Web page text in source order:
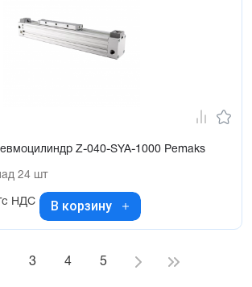
Z-040-SYA-1000 Pemaks
24 шт
с НДС В корзину
3 4 5